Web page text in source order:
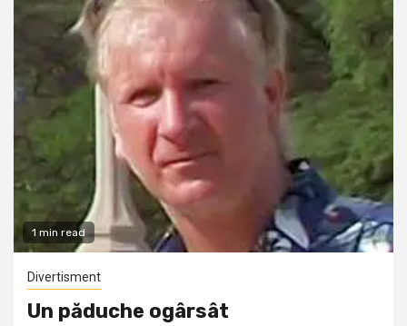
1 min read
Divertisment
Un păduche ogârsât